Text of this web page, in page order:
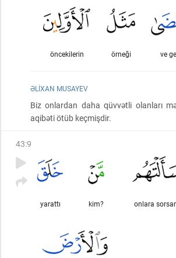
ve
örneği
öncekilerin
ƏLIXAN MUSAYEV
Biz onlardan daha qüvvətli olanları
aqibəti ötüb keçmişdir.
43:9
onlara
kim?
yarattı